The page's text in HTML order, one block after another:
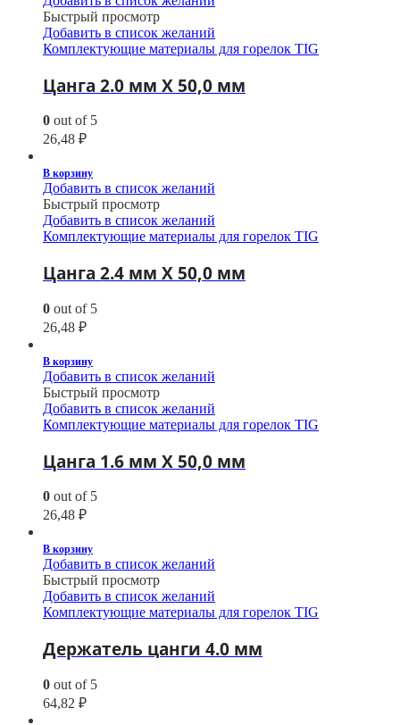
Быстрый просмотр
Добавить в список желаний
Комплектующие материалы для горелок TIG
Цанга 2.0 мм Х 50,0 мм
0 out of 5
26,48 ₽
В корзину
Добавить в список желаний
Быстрый просмотр
Добавить в список желаний
Комплектующие материалы для горелок TIG
Цанга 2.4 мм Х 50,0 мм
0 out of 5
26,48 ₽
В корзину
Добавить в список желаний
Быстрый просмотр
Добавить в список желаний
Комплектующие материалы для горелок TIG
Цанга 1.6 мм Х 50,0 мм
0 out of 5
26,48 ₽
В корзину
Добавить в список желаний
Быстрый просмотр
Добавить в список желаний
Комплектующие материалы для горелок TIG
Держатель цанги 4.0 мм
0 out of 5
64,82 ₽